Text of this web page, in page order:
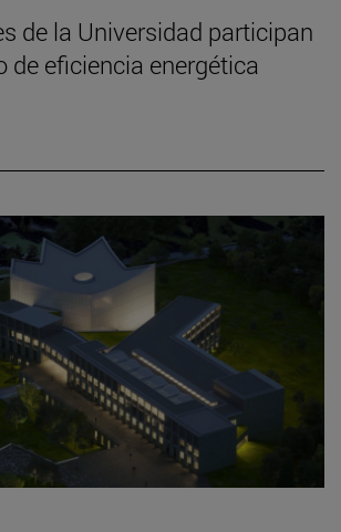
de la Universidad participan
de eficiencia energética